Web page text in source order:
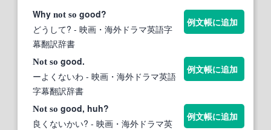
Why not so good?
どうして? - 映画・海外ドラマ英語字
幕翻訳辞書
例文帳に追加
Not so good.
ーよくないわ - 映画・海外ドラマ英語
字幕翻訳辞書
例文帳に追加
Not so good, huh?
良くないかい? - 映画・海外ドラマ英
例文帳に追加